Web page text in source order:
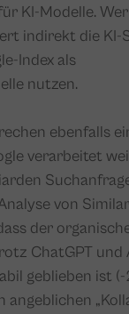
KI-Modelle. Wer
indirekt die KI-
Index als
nutzen.
ebenfalls
verarbeitet
von
der
ChatGPT und
geblieben ist (-
angeblichen